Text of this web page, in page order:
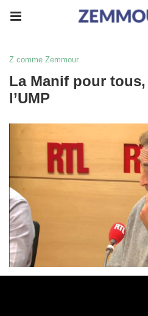
Z comme Zemmour
La Manif pour
l’UMP